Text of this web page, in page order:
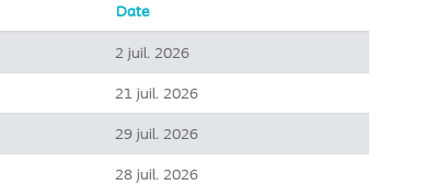
Date
2 juil. 2026
21 juil. 2026
29 juil. 2026
28 juil. 2026